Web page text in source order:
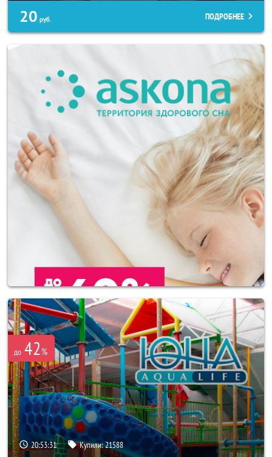
20 руб. ПОДРОБНЕЕ
до 42%
20:53:27 Купили:21588